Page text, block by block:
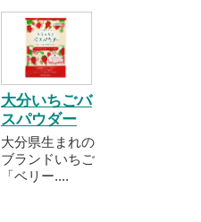
大分いちごバ
スパウダー
大分県生まれの
ブランドいちご
「ベリー....